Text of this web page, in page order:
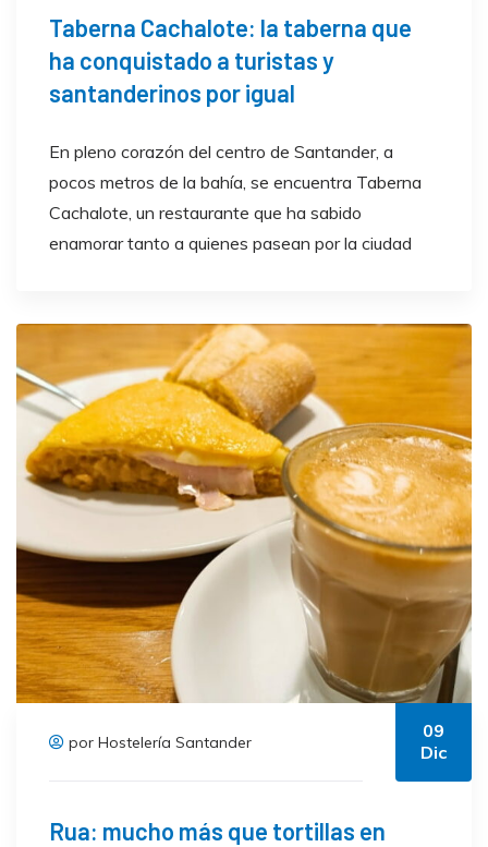
Taberna Cachalote: la taberna que
ha conquistado a turistas y
santanderinos por igual
En pleno corazón del centro de Santander, a
pocos metros de la bahía, se encuentra Taberna
Cachalote, un restaurante que ha sabido
enamorar tanto a quienes pasean por la ciudad
por Hostelería Santander
09
Dic
Rua: mucho más que tortillas en